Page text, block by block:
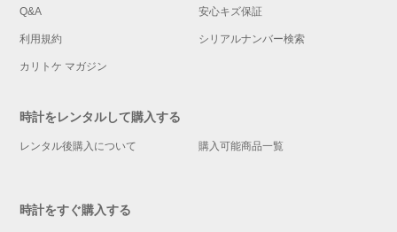
Q&A 安心キズ保証
利用規約 シリアルナンバー検索
カリトケ マガジン
時計をレンタルして購入する
レンタル後購入について 購入可能商品一覧
時計をすぐ購入する